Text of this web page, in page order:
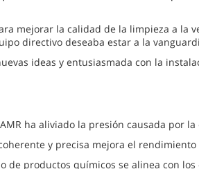
mejorar la calidad de la limpieza a
directivo deseaba estar a la
ideas y entusiasmada con la
ha aliviado la presión causada por
y precisa mejora el
de productos químicos se alinea con